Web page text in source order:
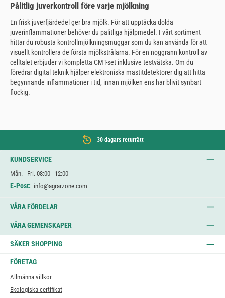
Pålitlig juverkontroll före varje mjölkning
En frisk juverfjärdedel ger bra mjölk. För att upptäcka dolda
juverinflammationer behöver du pålitliga hjälpmedel. I vårt sortiment
hittar du robusta kontrollmjölkningsmuggar som du kan använda för att
visuellt kontrollera de första mjölkstrålarna. För en noggrann kontroll av
celltalet erbjuder vi kompletta CMT-set inklusive testvätska. Om du
föredrar digital teknik hjälper elektroniska mastitdetektorer dig att hitta
begynnande inflammationer i tid, innan mjölken ens har blivit synbart
flockig.
30 dagars returrätt
KUNDSERVICE
Mån. - Fri. 08:00 - 12:00
E-Post: info@agrarzone.com
VÅRA FÖRDELAR
VÅRA GEMENSKAPER
SÄKER SHOPPING
FÖRETAG
Allmänna villkor
Ekologiska certifikat